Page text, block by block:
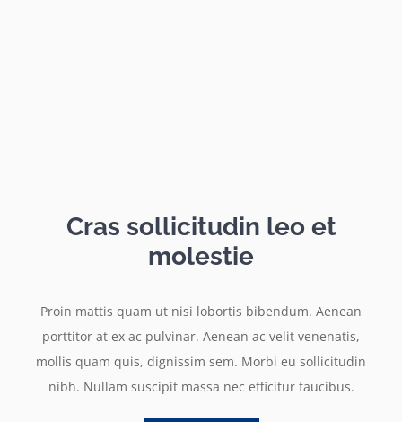
Cras sollicitudin leo et
molestie
Proin mattis quam ut nisi lobortis bibendum. Aenean
porttitor at ex ac pulvinar. Aenean ac velit venenatis,
mollis quam quis, dignissim sem. Morbi eu sollicitudin
nibh. Nullam suscipit massa nec efficitur faucibus.